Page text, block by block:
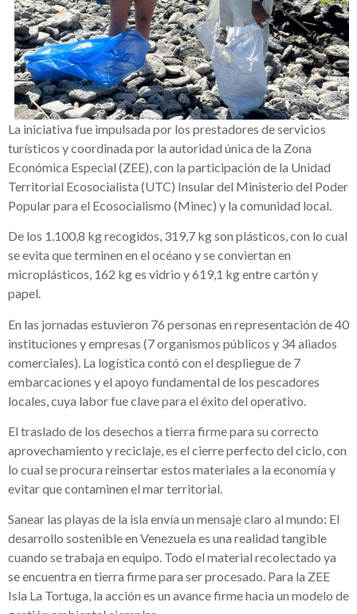
La iniciativa fue impulsada por los prestadores de servicios
turísticos y coordinada por la autoridad única de la Zona
Económica Especial (ZEE), con la participación de la Unidad
Territorial Ecosocialista (UTC) Insular del Ministerio del Poder
Popular para el Ecosocialismo (Minec) y la comunidad local.
De los 1.100,8 kg recogidos, 319,7 kg son plásticos, con lo cual
se evita que terminen en el océano y se conviertan en
microplásticos, 162 kg es vidrio y 619,1 kg entre cartón y
papel.
En las jornadas estuvieron 76 personas en representación de 40
instituciones y empresas (7 organismos públicos y 34 aliados
comerciales). La logística contó con el despliegue de 7
embarcaciones y el apoyo fundamental de los pescadores
locales, cuya labor fue clave para el éxito del operativo.
El traslado de los desechos a tierra firme para su correcto
aprovechamiento y reciclaje, es el cierre perfecto del ciclo, con
lo cual se procura reinsertar estos materiales a la economía y
evitar que contaminen el mar territorial.
Sanear las playas de la isla envía un mensaje claro al mundo: El
desarrollo sostenible en Venezuela es una realidad tangible
cuando se trabaja en equipo. Todo el material recolectado ya
se encuentra en tierra firme para ser procesado. Para la ZEE
Isla La Tortuga, la acción es un avance firme hacia un modelo de